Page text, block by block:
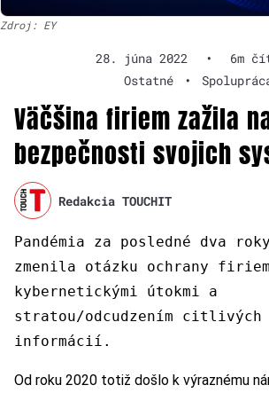
Zdroj: EY
28. júna 2022 •
6m
Ostatné
•
Väčšina firiem zažila
bezpečnosti svojich
Redakcia TOUCHIT
Pandémia za posledné dva
zmenila otázku ochrany
kybernetickými útokmi a
stratou/odcudzením citlivých
informácií.
Od roku 2020 totiž došlo k výraznému